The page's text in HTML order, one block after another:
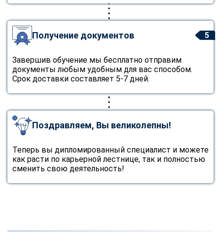
5
Получение документов
Завершив обучение мы бесплатно отправим
документы любым удобным для вас способом.
Срок доставки составляет 5-7 дней.
Поздравляем, Вы великолепны!
Теперь вы дипломированный специалист и можете
как расти по карьерной лестнице, так и полностью
сменить свою деятельность!